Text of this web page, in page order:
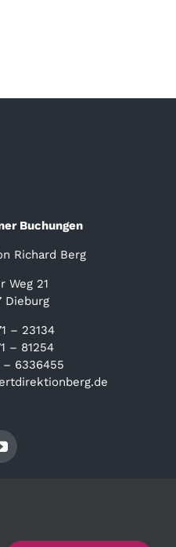
Buchungen
Richard Berg
Weg 21
Dieburg
– 23134
– 81254
– 6336455